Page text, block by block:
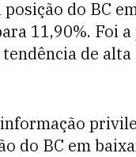
do BC
11,90%. Foi
de
do BC em